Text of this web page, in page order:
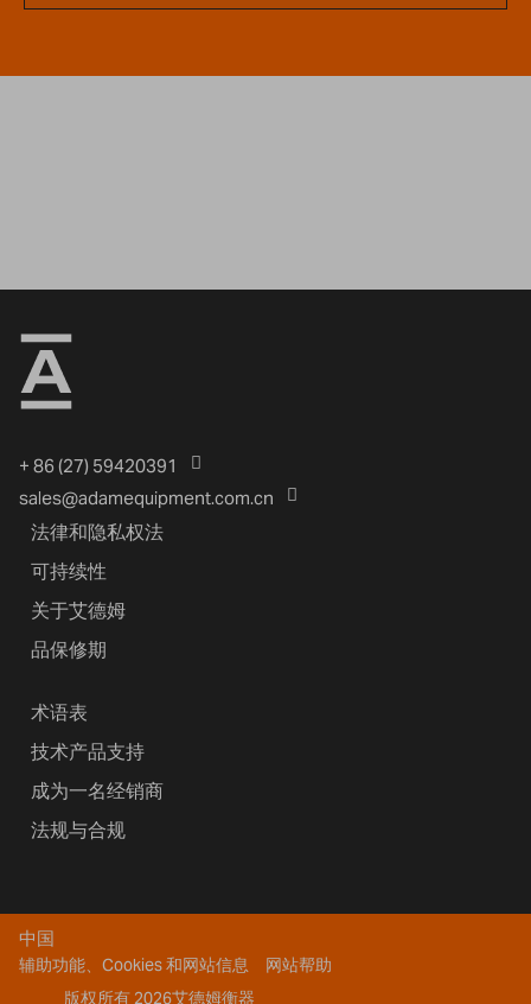
+ 86 (27) 59420391
sales@adamequipment.com.cn
法律和隐私权法
可持续性
关于艾德姆
品保修期
术语表
技术产品支持
成为一名经销商
法规与合规
中国
辅助功能、Cookies 和网站信息
网站帮助
版权所有 2026艾德姆衡器